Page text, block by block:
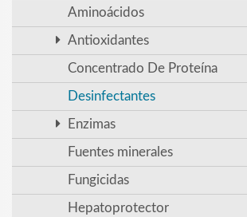
Aminoácidos
Antioxidantes
Concentrado De Proteína
Desinfectantes
Enzimas
Fuentes minerales
Fungicidas
Hepatoprotector